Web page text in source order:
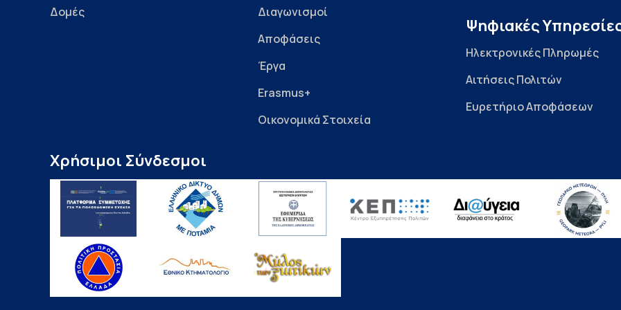
Δομές
Διαγωνισμοί
Αποφάσεις
Έργα
Erasmus+
Οικονομικά Στοιχεία
Ψηφιακές
Ηλεκτρονικές Πληρωμές
Αιτήσεις Πολιτών
Ευρετήριο Αποφάσεων
Χρήσιμοι Σύνδεσμοι